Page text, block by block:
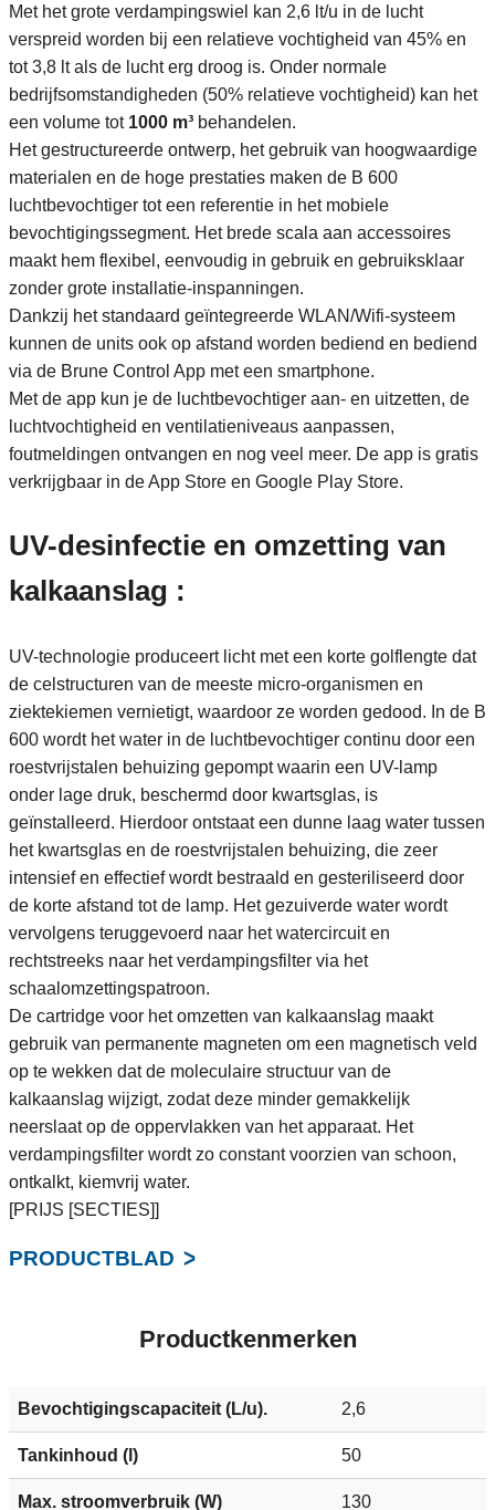
Met het grote verdampingswiel kan 2,6 lt/u in de lucht
verspreid worden bij een relatieve vochtigheid van 45% en
tot 3,8 lt als de lucht erg droog is. Onder normale
bedrijfsomstandigheden (50% relatieve vochtigheid) kan het
een volume tot 1000 m³ behandelen.
Het gestructureerde ontwerp, het gebruik van hoogwaardige
materialen en de hoge prestaties maken de B 600
luchtbevochtiger tot een referentie in het mobiele
bevochtigingssegment. Het brede scala aan accessoires
maakt hem flexibel, eenvoudig in gebruik en gebruiksklaar
zonder grote installatie-inspanningen.
Dankzij het standaard geïntegreerde WLAN/Wifi-systeem
kunnen de units ook op afstand worden bediend en bediend
via de Brune Control App met een smartphone.
Met de app kun je de luchtbevochtiger aan- en uitzetten, de
luchtvochtigheid en ventilatieniveaus aanpassen,
foutmeldingen ontvangen en nog veel meer. De app is gratis
verkrijgbaar in de App Store en Google Play Store.
UV-desinfectie en omzetting van
kalkaanslag :
UV-technologie produceert licht met een korte golflengte dat
de celstructuren van de meeste micro-organismen en
ziektekiemen vernietigt, waardoor ze worden gedood. In de B
600 wordt het water in de luchtbevochtiger continu door een
roestvrijstalen behuizing gepompt waarin een UV-lamp
onder lage druk, beschermd door kwartsglas, is
geïnstalleerd. Hierdoor ontstaat een dunne laag water tussen
het kwartsglas en de roestvrijstalen behuizing, die zeer
intensief en effectief wordt bestraald en gesteriliseerd door
de korte afstand tot de lamp. Het gezuiverde water wordt
vervolgens teruggevoerd naar het watercircuit en
rechtstreeks naar het verdampingsfilter via het
schaalomzettingspatroon.
De cartridge voor het omzetten van kalkaanslag maakt
gebruik van permanente magneten om een magnetisch veld
op te wekken dat de moleculaire structuur van de
kalkaanslag wijzigt, zodat deze minder gemakkelijk
neerslaat op de oppervlakken van het apparaat. Het
verdampingsfilter wordt zo constant voorzien van schoon,
ontkalkt, kiemvrij water.
[PRIJS [SECTIES]]
PRODUCTBLAD
Productkenmerken
Bevochtigingscapaciteit (L/u). 2,6
Tankinhoud (l) 50
Max. stroomverbruik (W) 130